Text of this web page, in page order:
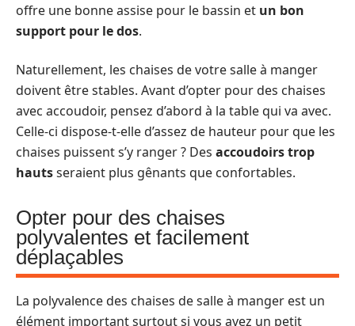
offre une bonne assise pour le bassin et un bon
support pour le dos.
Naturellement, les chaises de votre salle à manger
doivent être stables. Avant d’opter pour des chaises
avec accoudoir, pensez d’abord à la table qui va avec.
Celle-ci dispose-t-elle d’assez de hauteur pour que les
chaises puissent s’y ranger ? Des accoudoirs trop
hautsseraient plus gênants que confortables.
Opter pour des chaises
polyvalentes et facilement
déplaçables
La polyvalence des chaises de salle à manger est un
élément important surtout si vous avez un petit